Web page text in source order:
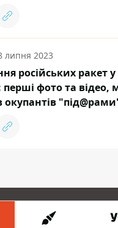
липня 2023
російських ракет
перші фото та відео,
окупантів
ЗАПРОПОНУВАТИ